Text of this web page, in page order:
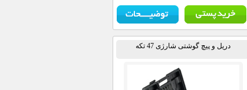
دریل و پیچ گوشتی شارژی 47 تکه